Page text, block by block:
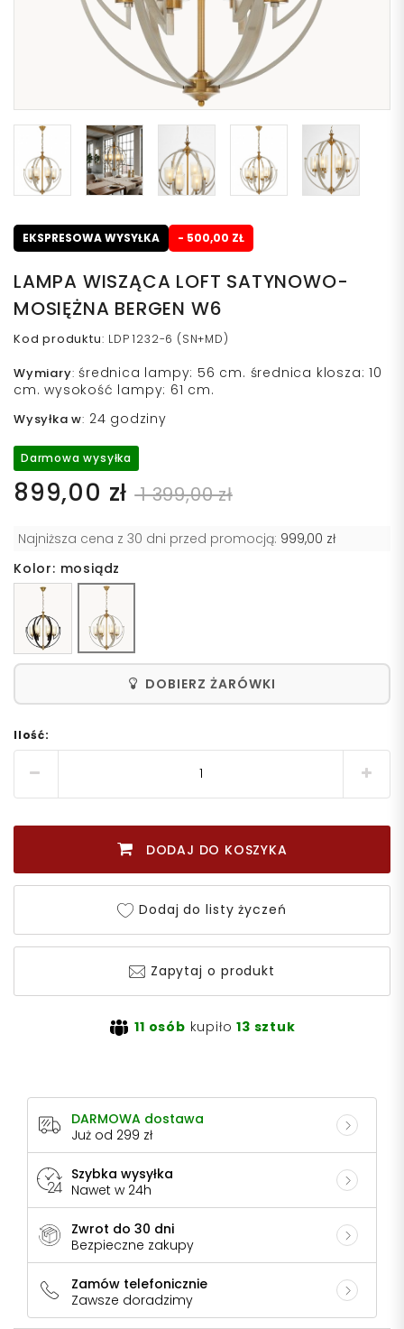
EKSPRESOWA WYSYŁKA - 500,00 ZŁ
LAMPA WISZĄCA LOFT SATYNOWO-
MOSIĘŻNA BERGEN W6
Kod produktu: LDP 1232-6 (SN+MD)
Wymiary: średnica lampy: 56 cm. średnica klosza: 10
cm. wysokość lampy: 61 cm.
Wysyłka w: 24 godziny
Darmowa wysyłka
899,00 zł 1 399,00 zł
Najniższa cena z 30 dni przed promocją: 999,00 zł
Kolor: mosiądz
DOBIERZ ŻARÓWKI
Ilość:
DODAJ DO KOSZYKA
Dodaj do listy życzeń
Zapytaj o produkt
11 osób kupiło13 sztuk
DARMOWA dostawa
Już od 299 zł
Szybka wysyłka
Nawet w 24h
Zwrot do 30 dni
Bezpieczne zakupy
Zamów telefonicznie
Zawsze doradzimy